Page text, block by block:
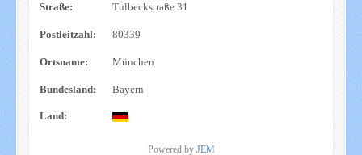
Straße:
Tulbeckstraße 31
Postleitzahl: 80339
Ortsname: München
Bundesland: Bayern
Land:
Powered by JEM